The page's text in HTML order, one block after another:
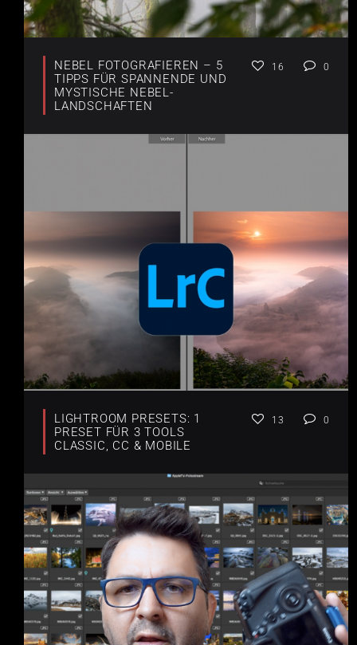
NEBEL FOTOGRAFIEREN – 5
TIPPS FÜR SPANNENDE UND
MYSTISCHE NEBEL-
LANDSCHAFTEN
16 0
LIGHTROOM PRESETS: 1
PRESET FÜR 3 TOOLS
CLASSIC, CC & MOBILE
13 0